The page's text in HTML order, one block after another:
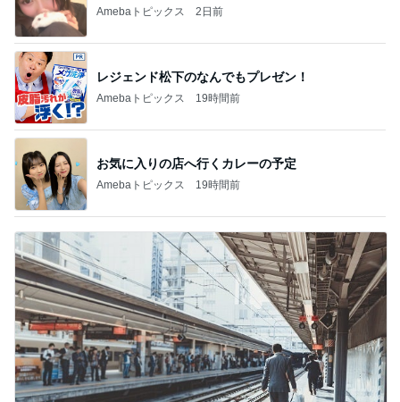
Amebaトピックス 2日前
レジェンド松下のなんでもプレゼン！
Amebaトピックス 19時間前
お気に入りの店へ行くカレーの予定
Amebaトピックス 19時間前